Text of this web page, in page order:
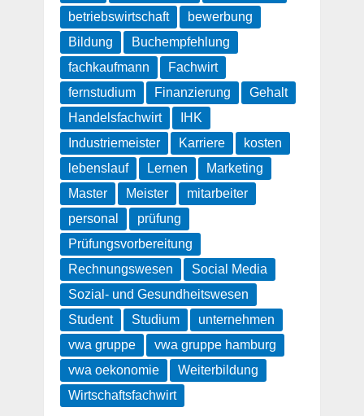
betriebswirtschaft
bewerbung
Bildung
Buchempfehlung
fachkaufmann
Fachwirt
fernstudium
Finanzierung
Gehalt
Handelsfachwirt
IHK
Industriemeister
Karriere
kosten
lebenslauf
Lernen
Marketing
Master
Meister
mitarbeiter
personal
prüfung
Prüfungsvorbereitung
Rechnungswesen
Social Media
Sozial- und Gesundheitswesen
Student
Studium
unternehmen
vwa gruppe
vwa gruppe hamburg
vwa oekonomie
Weiterbildung
Wirtschaftsfachwirt